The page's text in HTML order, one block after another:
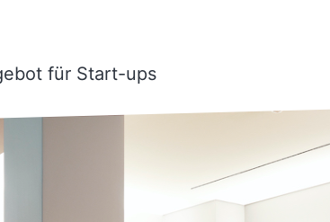
für Start-ups